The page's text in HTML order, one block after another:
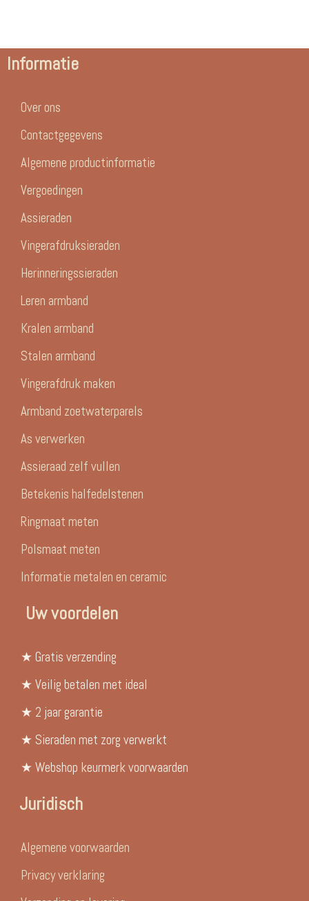
Informatie
Over ons
Contactgegevens
Algemene productinformatie
Vergoedingen
Assieraden
Vingerafdruksieraden
Herinneringssieraden
Leren armband
Kralen armband
Stalen armband
Vingerafdruk maken
Armband zoetwaterparels
As verwerken
Assieraad zelf vullen
Betekenis halfedelstenen
Ringmaat meten
Polsmaat meten
Informatie metalen en ceramic
Uw voordelen
★ Gratis verzending
★ Veilig betalen met ideal
★ 2 jaar garantie
★ Sieraden met zorg verwerkt
★ Webshop keurmerk voorwaarden
Juridisch
Algemene voorwaarden
Privacy verklaring